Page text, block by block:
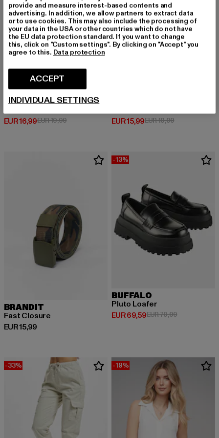
CLOUD5IVE
EUR 16,99
Derzeitiger Preis: EUR 16,99
EUR 19,99Aktionspreis: EUR 19,99
EUR 15,99
Derzeitiger Preis: EUR 15,99
EUR 19,99Aktionspreis:
BRANDIT
Fast Closure
EUR 15,99
Derzeitiger Preis: EUR 15,99
-13%
BUFFALO
Pluto Loafer
EUR 69,59
Derzeitiger Preis: EUR 69,59
EUR 79,99Aktionspreis:
-33% -19%
provide and measure interest-based contents and
advertising. In addition, we allow partners to extract data
or to use cookies. This may also include the processing of
your data in the USA or other countries which do not have
the EU data protection standard. If you want to change
this, click on "Custom settings". By clicking on "Accept" you
agree to this. Data protection
ACCEPT
INDIVIDUAL SETTINGS